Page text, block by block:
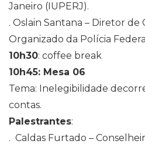
Janeiro (IUPERJ).
. Oslain Santana – Diretor de
Organizado da Polícia
10h30: coffee break
10h45: Mesa 06
Tema: Inelegibilidade
contas.
Palestrantes:
. Caldas Furtado –